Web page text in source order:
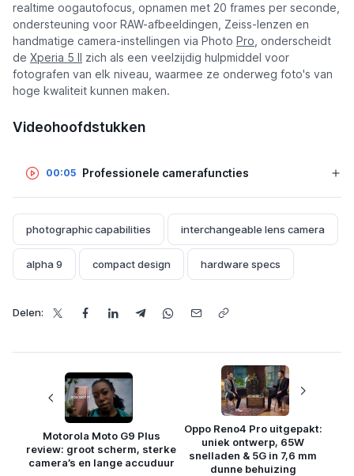
realtime oogautofocus, opnamen met 20 frames per seconde,
ondersteuning voor RAW-afbeeldingen, Zeiss-lenzen en
handmatige camera-instellingen via Photo Pro , onderscheidt
de Xperia 5 II zich als een veelzijdig hulpmiddel voor
fotografen van elk niveau, waarmee ze onderweg foto's van
hoge kwaliteit kunnen maken.
Videohoofdstukken
00:05 Professionele camerafuncties
photographic capabilities interchangeable lens camera
alpha 9 compact design hardware specs
Delen:
Motorola Moto G9 Plus
review: groot scherm, sterke
camera’s en lange accuduur
Oppo Reno4 Pro uitgepakt:
uniek ontwerp, 65W
snelladen & 5G in 7,6 mm
dunne behuizing